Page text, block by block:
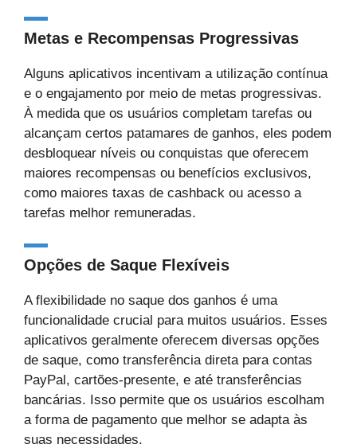
Metas e Recompensas Progressivas
Alguns aplicativos incentivam a utilização contínua
e o engajamento por meio de metas progressivas.
À medida que os usuários completam tarefas ou
alcançam certos patamares de ganhos, eles podem
desbloquear níveis ou conquistas que oferecem
maiores recompensas ou benefícios exclusivos,
como maiores taxas de cashback ou acesso a
tarefas melhor remuneradas.
Opções de Saque Flexíveis
A flexibilidade no saque dos ganhos é uma
funcionalidade crucial para muitos usuários. Esses
aplicativos geralmente oferecem diversas opções
de saque, como transferência direta para contas
PayPal, cartões-presente, e até transferências
bancárias. Isso permite que os usuários escolham
a forma de pagamento que melhor se adapta às
suas necessidades.